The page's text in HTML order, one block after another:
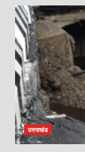
उत्तराखंड